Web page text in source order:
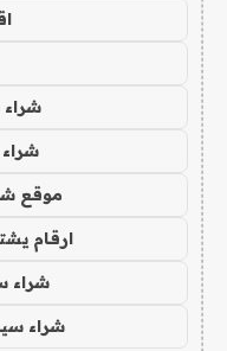
موقع
ارقام
شراء
شراء